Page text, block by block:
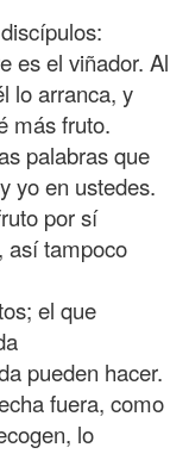
es el viñador. Al
lo arranca, y
más fruto.
palabras que
yo en ustedes.
por sí
así tampoco
el que
pueden hacer.
fuera, como
lo